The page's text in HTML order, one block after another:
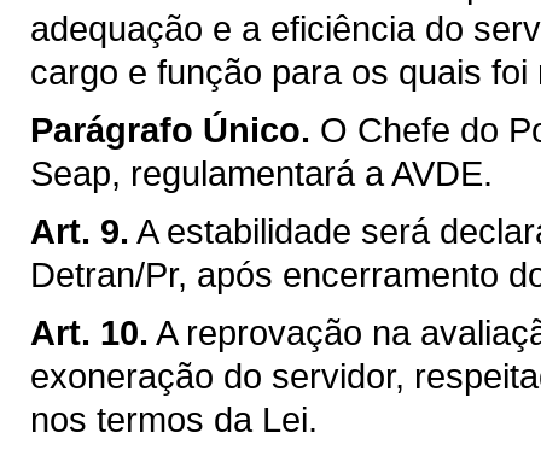
adequação e a eficiência do
cargo e função para os quais foi
Parágrafo Único. O Chefe do
Seap, regulamentará a AVDE.
Art. 9. A estabilidade será
Detran/Pr, após encerramento
Art. 10. A reprovação na
exoneração do servidor,
nos termos da Lei.